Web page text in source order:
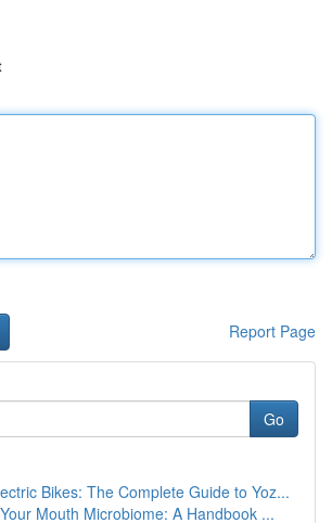
Report Page
Go
Bikes: The Complete Guide to Yoz...
Mouth Microbiome: A Handbook ...